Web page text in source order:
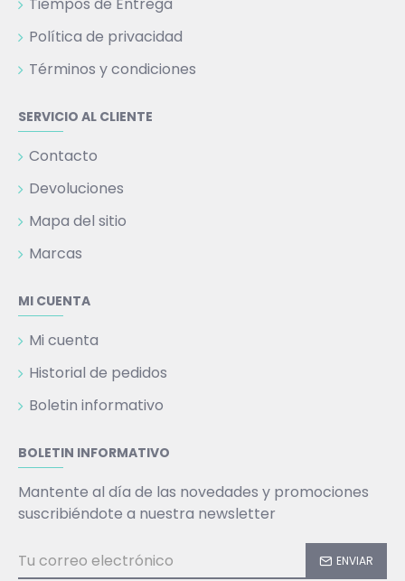
Política de privacidad
Términos y condiciones
SERVICIO AL CLIENTE
Contacto
Devoluciones
Mapa del sitio
Marcas
MI CUENTA
Mi cuenta
Historial de pedidos
Boletin informativo
BOLETIN INFORMATIVO
Mantente al día de las novedades y promociones
suscribiéndote a nuestra newsletter
ENVIAR